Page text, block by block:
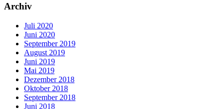
Archiv
Juli 2020
Juni 2020
September 2019
August 2019
Juni 2019
Mai 2019
Dezember 2018
Oktober 2018
September 2018
Juni 2018